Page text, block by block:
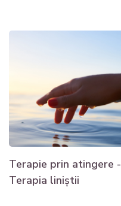
Terapie prin atingere -
Terapia liniștii